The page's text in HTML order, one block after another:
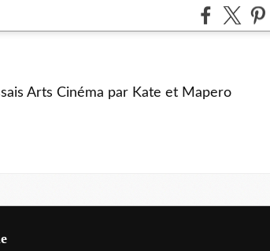
Arts Cinéma par Kate et Mapero